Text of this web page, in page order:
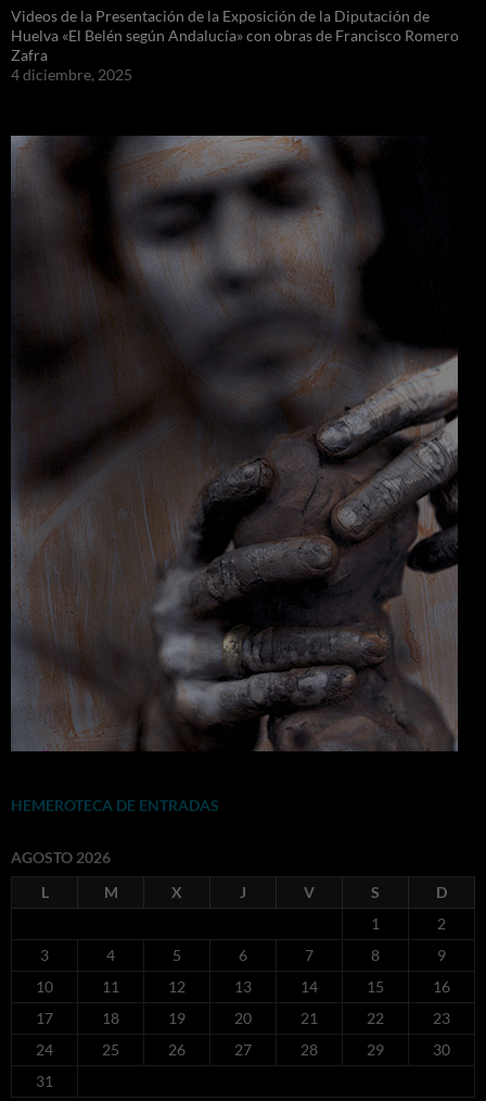
Videos de la Presentación de la Exposición de la Diputación de
Huelva «El Belén según Andalucía» con obras de Francisco Romero
Zafra
4 diciembre, 2025
HEMEROTECA DE ENTRADAS
AGOSTO 2026
L
M X J V S
D
1
2
3
4 5 6 7 8
9
10
11 12 13 14 15
16
17
18 19 20 21 22
23
24
25 26 27 28 29
30
31